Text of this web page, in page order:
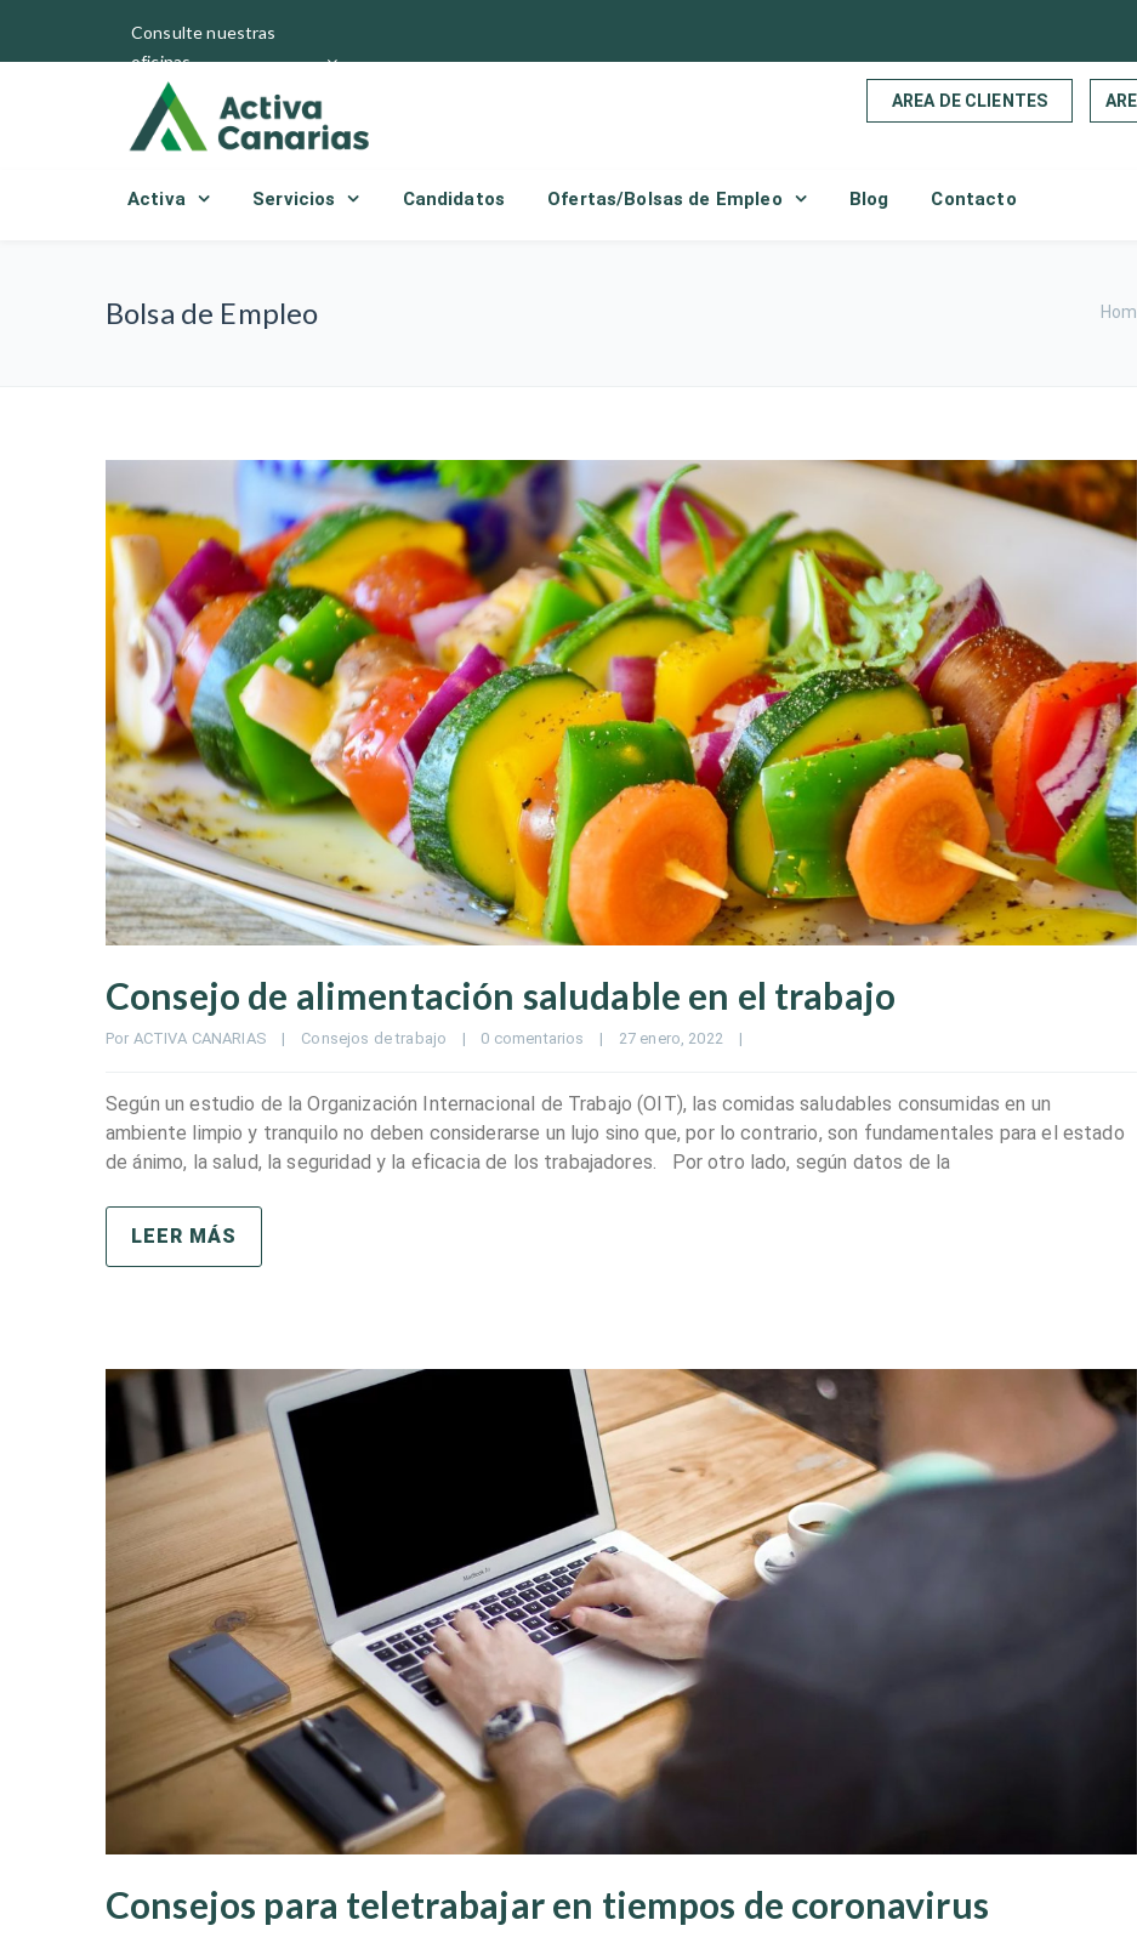
Consulte nuestras
oficinas
AREA DE CLIENTES
Activa Servicios Candidatos Ofertas/Bolsas de Empleo Blog Contacto
Bolsa de Empleo
Consejo de alimentación saludable en el trabajo
Por ACTIVA CANARIAS | Consejos de trabajo | 0 comentarios | 27 enero, 2022 |
Según un estudio de la Organización Internacional de Trabajo (OIT), las comidas saludables consumidas en un
ambiente limpio y tranquilo no deben considerarse un lujo sino que, por lo contrario, son fundamentales para el estado
de ánimo, la salud, la seguridad y la eficacia de los trabajadores. Por otro lado, según datos de la
LEER MÁS
Consejos para teletrabajar en tiempos de coronavirus